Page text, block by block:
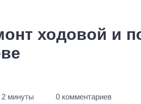
ходовой и
2 минуты 0 комментариев